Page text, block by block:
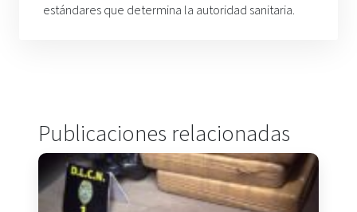
estándares que determina la autoridad sanitaria.
Publicaciones relacionadas